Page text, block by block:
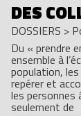
DES
DOSSIERS >
Du « prendre
ensemble à
population,
repérer et
les personnes
seulement de